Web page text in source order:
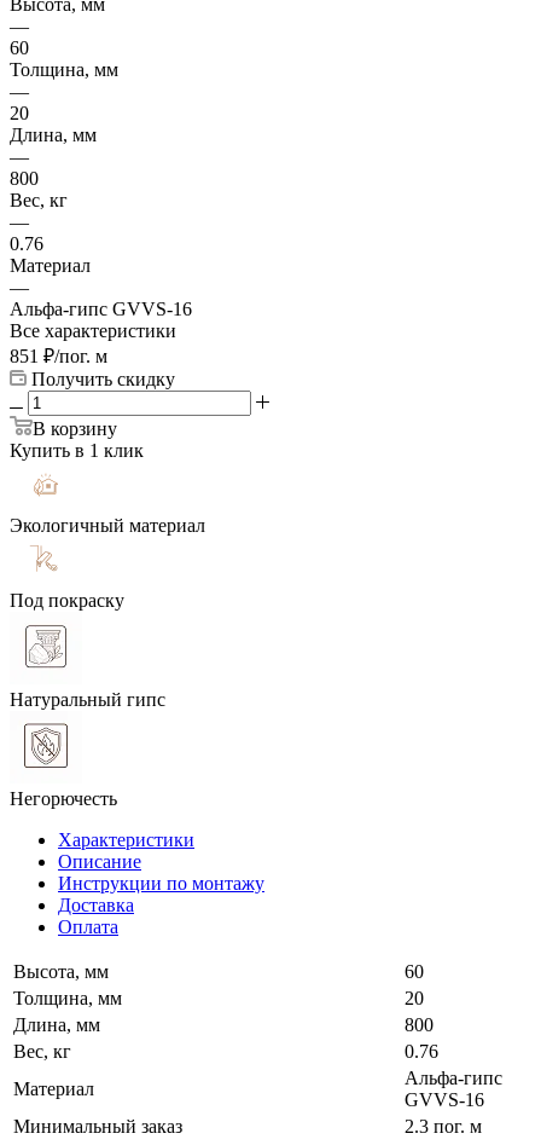
—
60
Толщина, мм
—
20
Длина, мм
—
800
Вес, кг
—
0.76
Материал
—
Альфа-гипс GVVS-16
Все характеристики
851 ₽/пог. м
Получить скидку
В корзину
Купить в 1 клик
Экологичный материал
Под покраску
Натуральный гипс
Негорючесть
Характеристики
Описание
Инструкции по монтажу
Доставка
Оплата
Высота, мм
60
Толщина, мм
20
Длина, мм
800
Вес, кг
0.76
Материал
Альфа-гипс
GVVS-16
Минимальный заказ
2.3 пог. м